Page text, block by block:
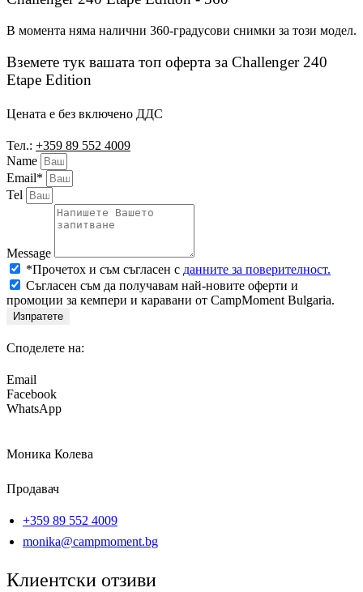
В момента няма налични 360-градусови снимки за този модел.
Вземете тук вашата топ оферта за Challenger 240
Etape Edition
Цената е без включено ДДС
Тел.: +359 89 552 4009
Name
Email*
Tel
Message
*Прочетох и съм съгласен с данните за поверителност.
Съгласен съм да получавам най-новите оферти и
промоции за кемпери и каравани от CampMoment Bulgaria.
Изпратете
Споделете на:
Email
Facebook
WhatsApp
Моника Колева
Продавач
+359 89 552 4009
monika@campmoment.bg
Клиентски отзиви